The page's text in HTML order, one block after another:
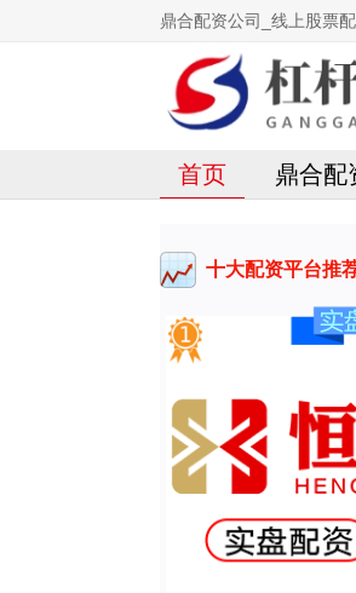
鼎合配资公司_线上股票
首页 鼎合配
十大配资平台推